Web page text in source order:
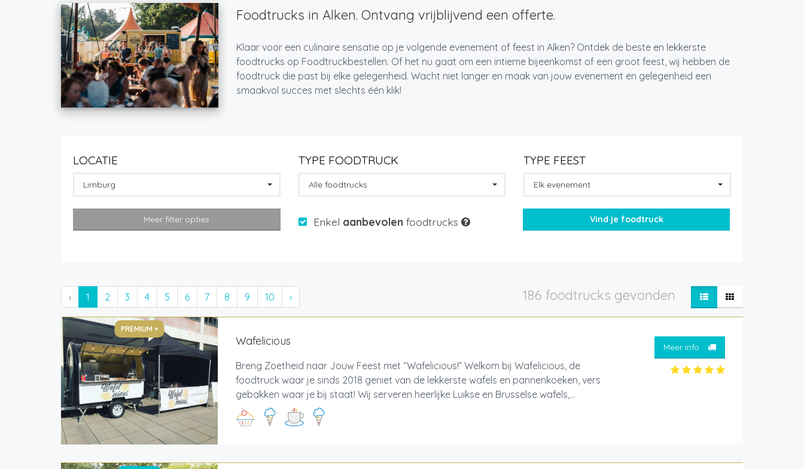
Foodtrucks in Alken. Ontvang vrijblijvend een offerte.
Klaar voor een culinaire sensatie op je volgende evenement of feest in Alken? Ontdek de beste en lekkerste
foodtrucks op Foodtruckbestellen. Of het nu gaat om een intieme bijeenkomst of een groot feest, wij hebben de
foodtruck die past bij elke gelegenheid. Wacht niet langer en maak van jouw evenement en gelegenheid een
smaakvol succes met slechts één klik!
LOCATIE
Limburg
TYPE FOODTRUCK
Alle foodtrucks
TYPE FEEST
Elk evenement
Meer filter opties Enkel aanbevolen foodtrucks
‹ 1 2 3 4 5 6 7 8 9 10 › 186 foodtrucks gevonden
PREMIUM +
Wafelicious
Breng Zoetheid naar Jouw Feest met “Wafelicious!” Welkom bij Wafelicious, de
foodtruck waar je sinds 2018 geniet van de lekkerste wafels en pannenkoeken, vers
gebakken waar je bij staat! Wij serveren heerlijke Luikse en Brusselse wafels,...
Meer info